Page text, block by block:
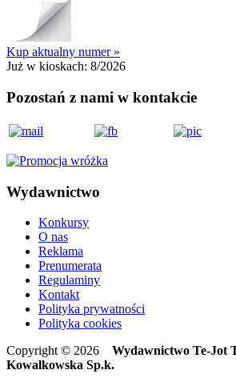
Kup aktualny numer »
Już w kioskach: 8/2026
Pozostań z nami w kontakcie
Wydawnictwo
Konkursy
O nas
Reklama
Prenumerata
Regulaminy
Kontakt
Polityka prywatności
Polityka cookies
Copyright © 2026 Wydawnictwo Te-Jot
Kowalkowska Sp.k.